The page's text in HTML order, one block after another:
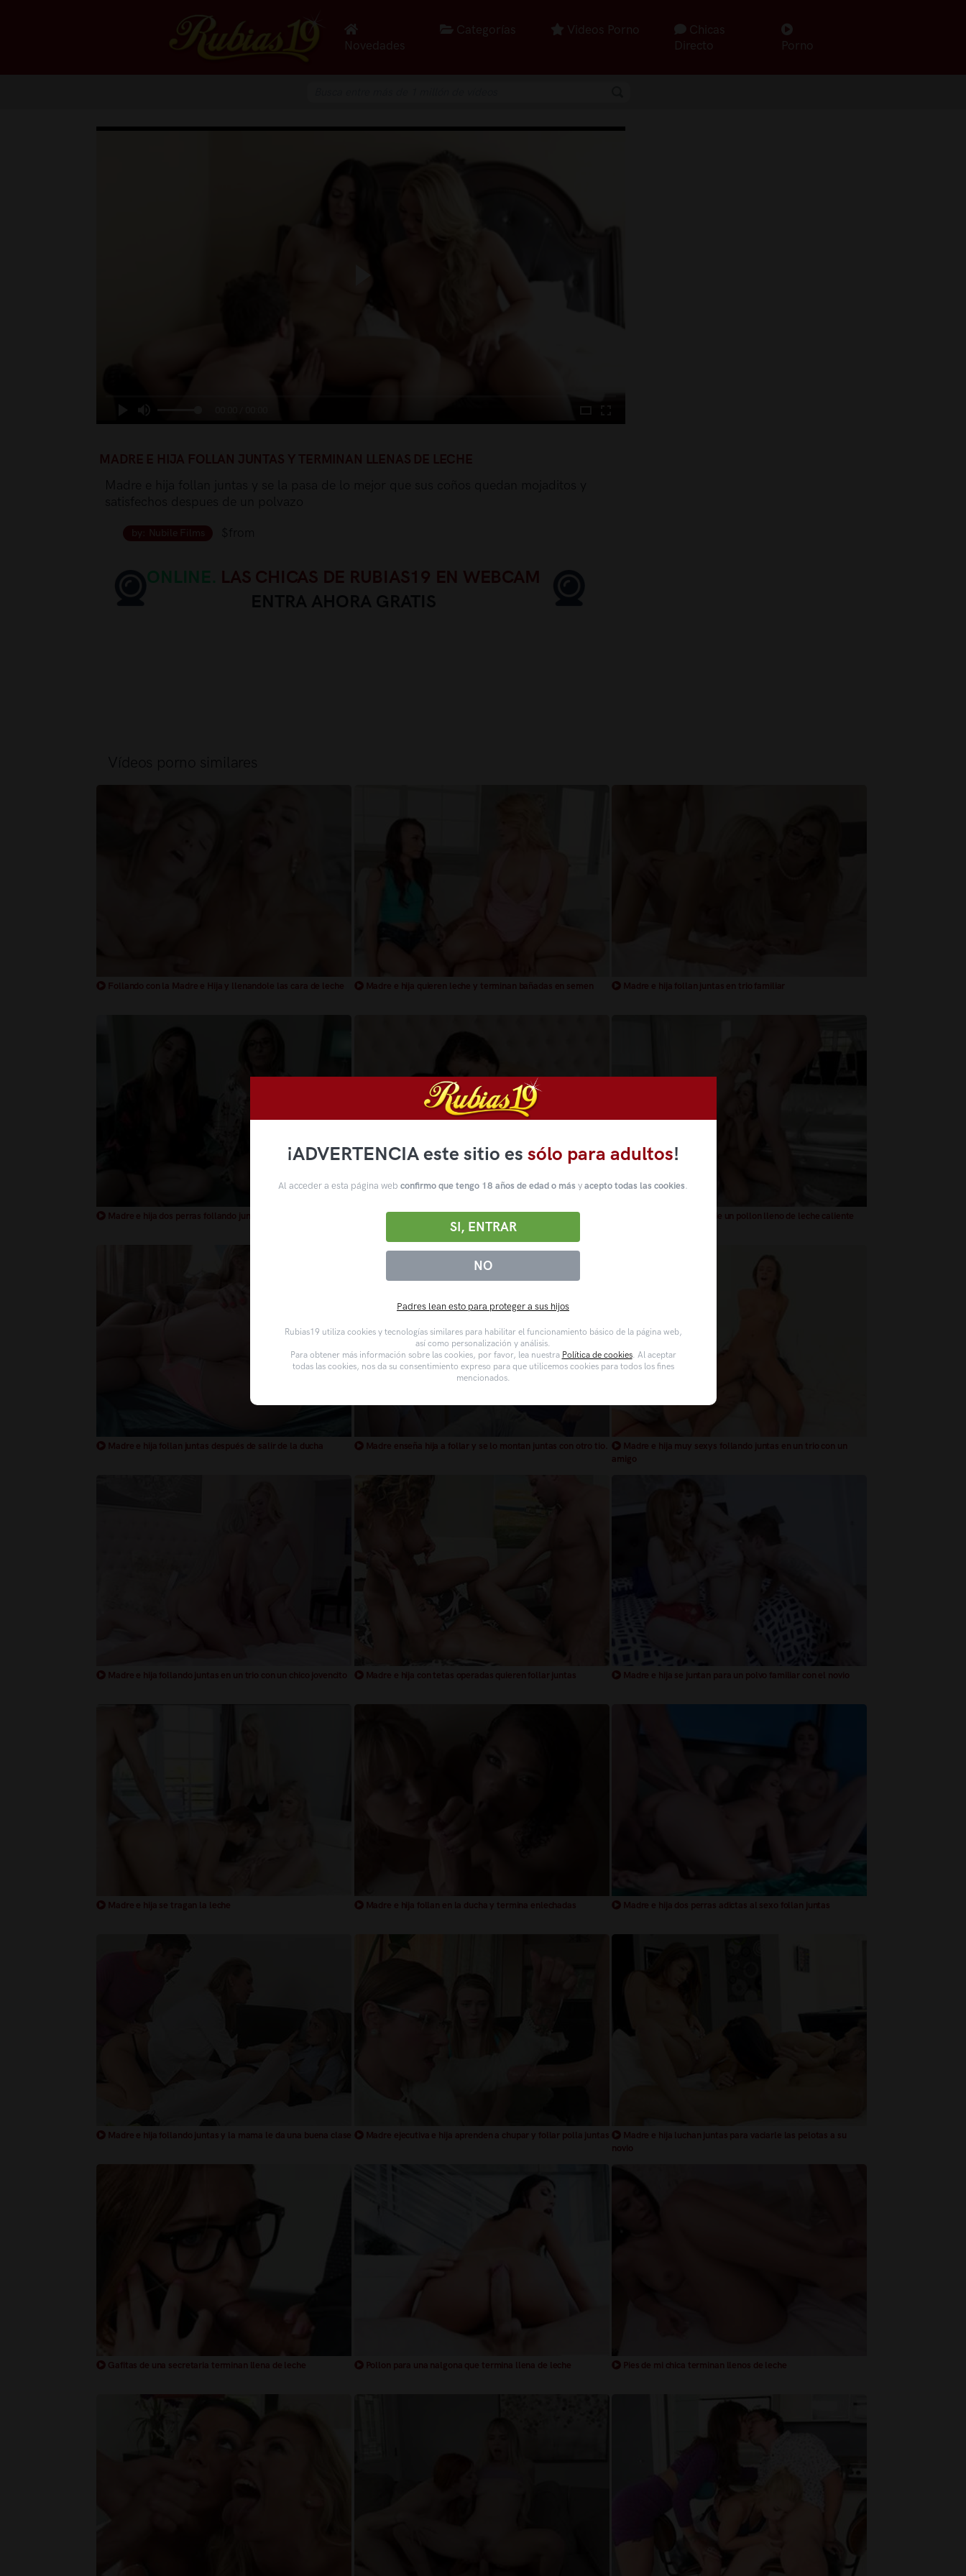
Novedades
Categorías Videos Porno
Chicas
Directo
Porno
MADRE E HIJA FOLLAN JUNTAS Y TERMINAN LLENAS DE LECHE
by: Nubile Films
ONLINE. LAS CHICAS DE RUBIAS19 EN WEBCAM
Follando con la Madre e Hija y llenandole las cara de leche Madre e hija quieren leche y terminan bañadas en semen Madre e hija follan juntas en trio familiar
Madre e hija dos perras follando juntas Madre e hija cachondas follando juntas en trio Madre e hija disfrutan de un pollon lleno de leche caliente
Madre e hija follan juntas después de salir de la ducha Madre enseña hija a follar y se lo montan juntas con otro tio.
Madre e hija muy sexys follando juntas en un trio con un
amigo
Madre e hija follando juntas en un trio con un chico jovencito Madre e hija con tetas operadas quieren follar juntas Madre e hija se juntan para un polvo familiar con el novio
Madre e hija se tragan la leche Madre e hija follan en la ducha y termina enlechadas Madre e hija dos perras adictas al sexo follan juntas
Madre e hija follando juntas y la mama le da una buena clase Madre ejecutiva e hija aprenden a chupar y follar polla juntas
Madre e hija luchan juntas para vaciarle las pelotas a su
novio
Gafitas de una secretaria terminan llena de leche Pollon para una nalgona que termina llena de leche Pies de mi chica terminan llenos de leche
¡ADVERTENCIA este sitio es sólo para adultos!
Al acceder a esta página web confirmo que tengo 18 años de edad o más y acepto todas las cookies
NO
SI, ENTRAR
Padres lean esto para proteger a sus hijos
Rubias19 utiliza cookies y tecnologías similares para habilitar el funcionamiento básico de la página web,
así como personalización y análisis.
Para obtener más información sobre las cookies, por favor, lea nuestra Política de cookies. Al aceptar
todas las cookies, nos da su consentimiento expreso para que utilicemos cookies para todos los fines
mencionados.